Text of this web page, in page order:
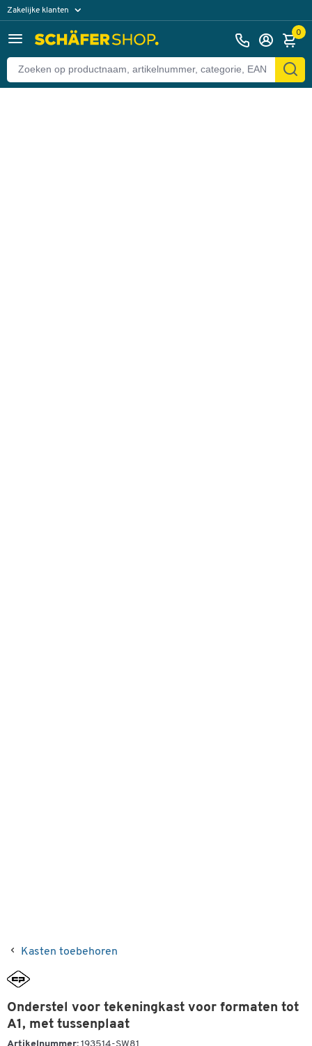
Zakelijke klanten
Particuliere klanten 0
Kasten toebehoren
Onderstel voor tekeningkast voor formaten tot
A1, met tussenplaat
Terug